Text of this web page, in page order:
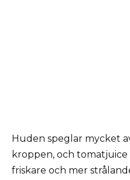
Huden speglar mycket
kroppen, och
friskare och mer